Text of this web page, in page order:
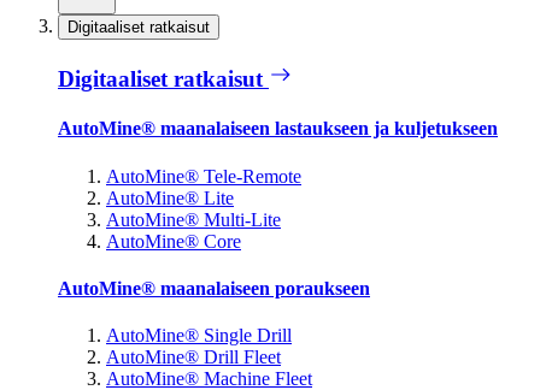
Digitaaliset ratkaisut
Digitaaliset ratkaisut
AutoMine® maanalaiseen lastaukseen ja kuljetukseen
AutoMine® Tele-Remote
AutoMine® Lite
AutoMine® Multi-Lite
AutoMine® Core
AutoMine® maanalaiseen poraukseen
AutoMine® Single Drill
AutoMine® Drill Fleet
AutoMine® Machine Fleet